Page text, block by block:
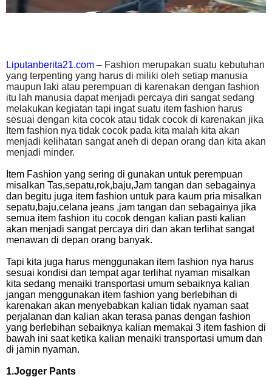
Liputanberita21.com – Fashion merupakan suatu kebutuhan
yang terpenting yang harus di miliki oleh setiap manusia
maupun laki atau perempuan di karenakan dengan fashion
itu lah manusia dapat menjadi percaya diri sangat sedang
melakukan kegiatan tapi ingat suatu item fashion harus
sesuai dengan kita cocok atau tidak cocok di karenakan jika
Item fashion nya tidak cocok pada kita malah kita akan
menjadi kelihatan sangat aneh di depan orang dan kita akan
menjadi minder.
Item Fashion yang sering di gunakan untuk perempuan
misalkan Tas,sepatu,rok,baju,Jam tangan dan sebagainya
dan begitu juga item fashion untuk para kaum pria misalkan
sepatu,baju,celana jeans ,jam tangan dan sebagainya jika
semua item fashion itu cocok dengan kalian pasti kalian
akan menjadi sangat percaya diri dan akan terlihat sangat
menawan di depan orang banyak.
Tapi kita juga harus menggunakan item fashion nya harus
sesuai kondisi dan tempat agar terlihat nyaman misalkan
kita sedang menaiki transportasi umum sebaiknya kalian
jangan menggunakan item fashion yang berlebihan di
karenakan akan menyebabkan kalian tidak nyaman saat
perjalanan dan kalian akan terasa panas dengan fashion
yang berlebihan sebaiknya kalian memakai 3 item fashion di
bawah ini saat ketika kalian menaiki transportasi umum dan
di jamin nyaman.
1.Jogger Pants